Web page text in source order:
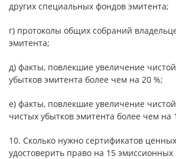
других специальных фондов эмитента;
г) протоколы общих собраний
эмитента;
д) факты, повлекшие увеличение
убытков эмитента более чем на 20 %;
е) факты, повлекшие увеличение
чистых убытков эмитента более чем на
10. Сколько нужно сертификатов
удостоверить право на 15